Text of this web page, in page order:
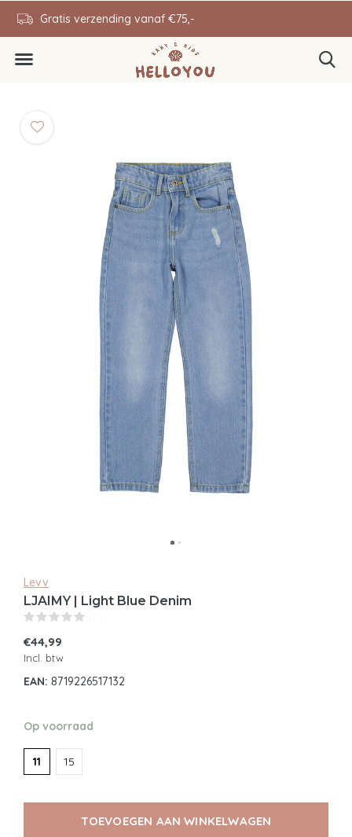
Gratis verzending vanaf €75,-
Levv
LJAIMY | Light Blue Denim
€44,99
Incl. btw
EAN: 8719226517132
Op voorraad
11 15
TOEVOEGEN AAN WINKELWAGEN